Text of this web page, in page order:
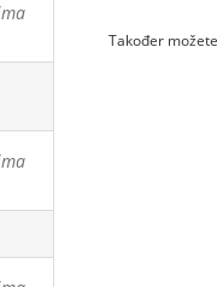
Također